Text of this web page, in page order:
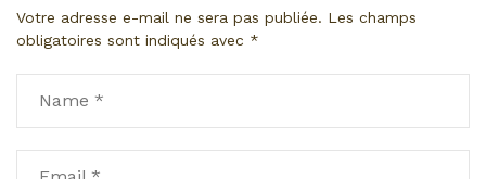
Votre adresse e-mail ne sera pas publiée. Les champs
obligatoires sont indiqués avec *